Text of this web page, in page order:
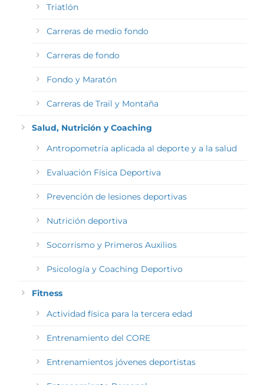
Triatlón
Carreras de medio fondo
Carreras de fondo
Fondo y Maratón
Carreras de Trail y Montaña
Salud, Nutrición y Coaching
Antropometría aplicada al deporte y a la salud
Evaluación Física Deportiva
Prevención de lesiones deportivas
Nutrición deportiva
Socorrismo y Primeros Auxilios
Psicología y Coaching Deportivo
Fitness
Actividad física para la tercera edad
Entrenamiento del CORE
Entrenamientos jóvenes deportistas